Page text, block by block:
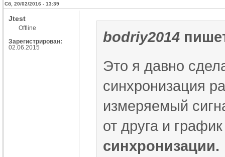
Сб, 20/02/2016 - 13:39
Jtest
Offline
Зарегистрирован:
02.06.2015
bodriy2014
Это я давно
синхронизация
измеряемый
от друга и
синхронизации.